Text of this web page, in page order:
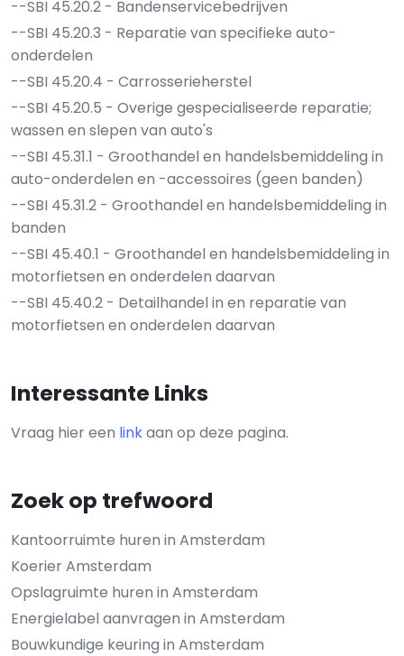
--SBI 45.20.2 - Bandenservicebedrijven
--SBI 45.20.3 - Reparatie van specifieke auto-
onderdelen
--SBI 45.20.4 - Carrosserieherstel
--SBI 45.20.5 - Overige gespecialiseerde reparatie;
wassen en slepen van auto's
--SBI 45.31.1 - Groothandel en handelsbemiddeling in
auto-onderdelen en -accessoires (geen banden)
--SBI 45.31.2 - Groothandel en handelsbemiddeling in
banden
--SBI 45.40.1 - Groothandel en handelsbemiddeling in
motorfietsen en onderdelen daarvan
--SBI 45.40.2 - Detailhandel in en reparatie van
motorfietsen en onderdelen daarvan
Interessante Links
Vraag hier een linkaan op deze pagina.
Zoek op trefwoord
Kantoorruimte huren in Amsterdam
Koerier Amsterdam
Opslagruimte huren in Amsterdam
Energielabel aanvragen in Amsterdam
Bouwkundige keuring in Amsterdam